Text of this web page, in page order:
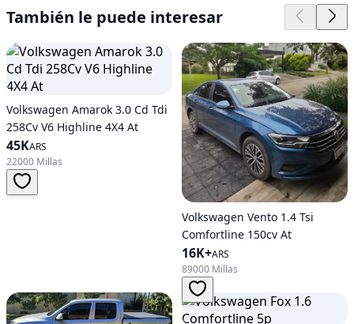
También le puede interesar
Volkswagen Amarok 3.0 Cd Tdi
258Cv V6 Highline 4X4 At
45KARS
22000 Millas
Volkswagen Vento 1.4 Tsi
Comfortline 150cv At
16K+ARS
89000 Millas